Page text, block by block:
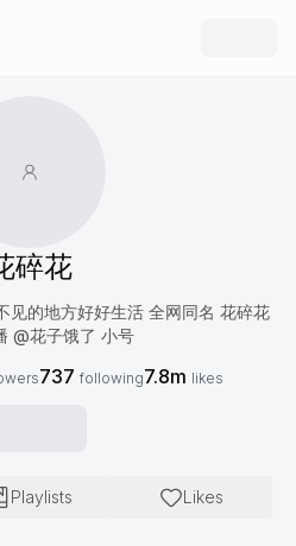
碎花
见的地方好好生活 全网同名 花碎花
@花子饿了 小号
737 following7.8m likes
Playlists Likes